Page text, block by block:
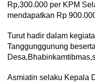
Rp,300.000 per KPM
mendapatkan Rp
Turut hadir dalam
Tanggunggunung
Asmiatin selaku Kepala